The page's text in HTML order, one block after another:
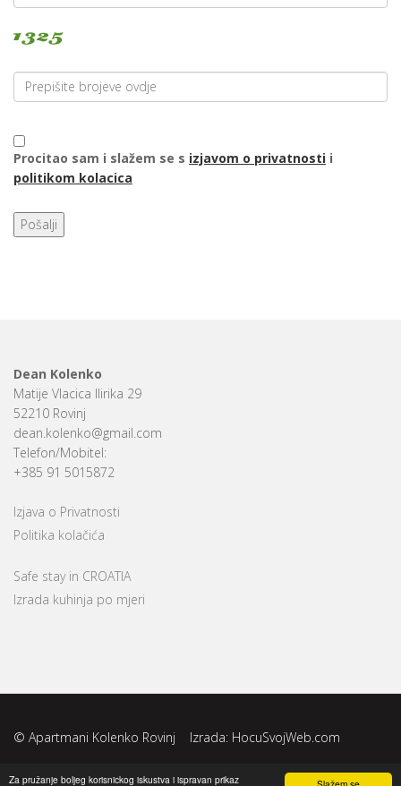
Za pružanje boljeg korisnickog iskustva i ispravan prikaz
Procitao sam i slažem se s izjavom o privatnosti i
politikom kolacica
Pošalji
Dean Kolenko
Matije Vlacica Ilirika 29
52210 Rovinj
dean.kolenko@gmail.com
Telefon/Mobitel:
+385 91 5015872
Izjava o Privatnosti
Politika kolačića
Safe stay in CROATIA
Izrada kuhinja po mjeri
© Apartmani Kolenko Rovinj Izrada: HocuSvojWeb.com